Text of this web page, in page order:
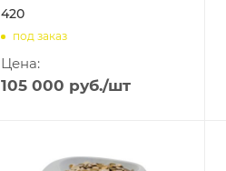
420
под заказ
Цена:
105 000 руб./шт